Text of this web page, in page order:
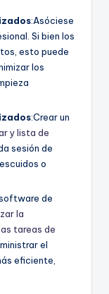
:Asóciese
Si bien los
esto puede
los
:Crear un
y lista de
sesión de
o
de
la
tareas de
el
eficiente,